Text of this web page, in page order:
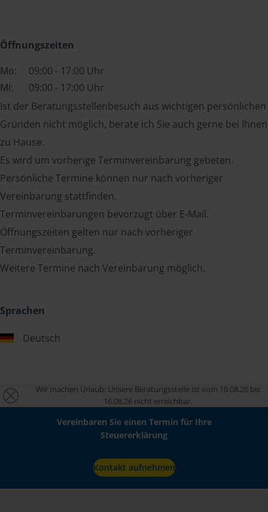
Öffnungszeiten
Mo:
09:00 - 17:00 Uhr
Mi:
09:00 - 17:00 Uhr
Ist der Beratungsstellenbesuch aus wichtigen persönlichen
Gründen nicht möglich, berate ich Sie auch gerne bei Ihnen
zu Hause.
Es wird um vorherige Terminvereinbarung gebeten.
Persönliche Termine können nur nach vorheriger
Vereinbarung stattfinden.
Terminvereinbarungen bevorzugt über E-Mail.
Öffnungszeiten gelten nur nach vorheriger
Terminvereinbarung.
Weitere Termine nach Vereinbarung möglich.
Sprachen
Deutsch
Wir machen Urlaub: Unsere Beratungsstelle ist vom 10.08.26 bis
16.08.26 nicht erreichbar.
Vereinbaren Sie einen Termin für Ihre
Steuererklärung
Kontakt aufnehmen